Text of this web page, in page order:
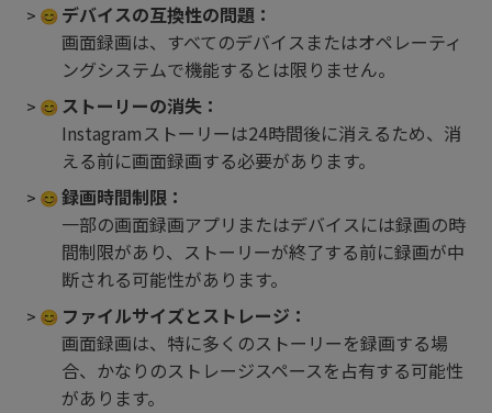
デバイスの互換性の問題：
画面録画は、すべてのデバイスまたはオペレーティ
ングシステムで機能するとは限りません。
ストーリーの消失：
Instagramストーリーは24時間後に消えるため、消
える前に画面録画する必要があります。
録画時間制限：
一部の画面録画アプリまたはデバイスには録画の時
間制限があり、ストーリーが終了する前に録画が中
断される可能性があります。
ファイルサイズとストレージ：
画面録画は、特に多くのストーリーを録画する場
合、かなりのストレージスペースを占有する可能性
があります。